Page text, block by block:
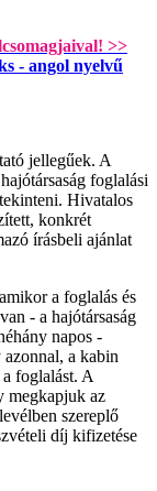
>>
- angol nyelvű
jellegűek. A
foglalási
Hivatalos
konkrét
írásbeli ajánlat
a foglalás és
- a hajótársaság
napos -
a kabin
foglalást. A
megkapjuk az
szereplő
díj kifizetése